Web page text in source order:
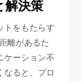
解決策
トをもたらす
離があるた
ケーション不
なると、プロ